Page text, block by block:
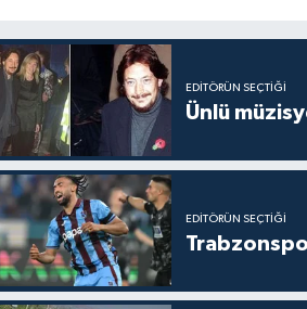
EDITÖRÜN SEÇTIĞI
Ünlü
EDITÖRÜN SEÇTIĞI